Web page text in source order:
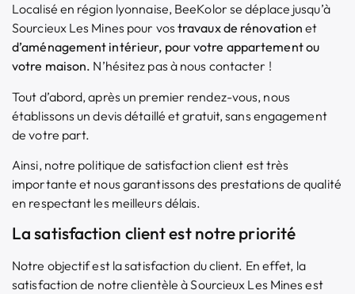
Localisé en région lyonnaise, BeeKolor se déplace jusqu’à
Sourcieux Les Mines pour vos travaux de rénovation et
d’aménagement intérieur, pour votre appartement ou
votre maison. N’hésitez pas à nous contacter !
Tout d’abord, après un premier rendez-vous, nous
établissons un devis détaillé et gratuit, sans engagement
de votre part.
Ainsi, notre politique de satisfaction client est très
importante et nous garantissons des prestations de qualité
en respectant les meilleurs délais.
La satisfaction client est notre priorité
Notre objectif est la satisfaction du client. En effet, la
satisfaction de notre clientèle à Sourcieux Les Mines est